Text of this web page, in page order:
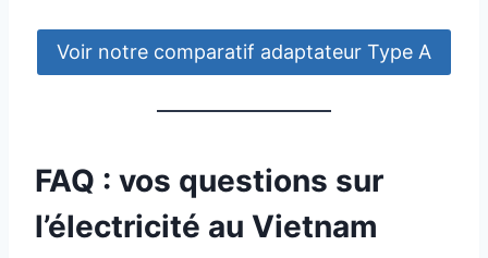
Voir notre comparatif adaptateur Type A
FAQ : vos questions sur
l’électricité au Vietnam